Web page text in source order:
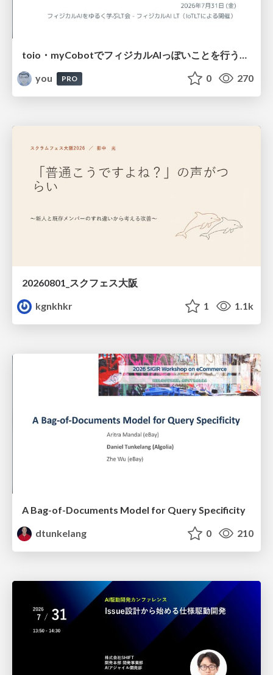
toio・myCobotでフィジカルAIっぽいことを行うための検討（とりあえず調査） / フィジカルAI LT（IoTLTによる開催）
you
PRO 0 270
20260801_スクフェス大阪
kgnkhkr
1 1.1k
A Bag-of-Documents Model for Query Specificity
dtunkelang
0 210